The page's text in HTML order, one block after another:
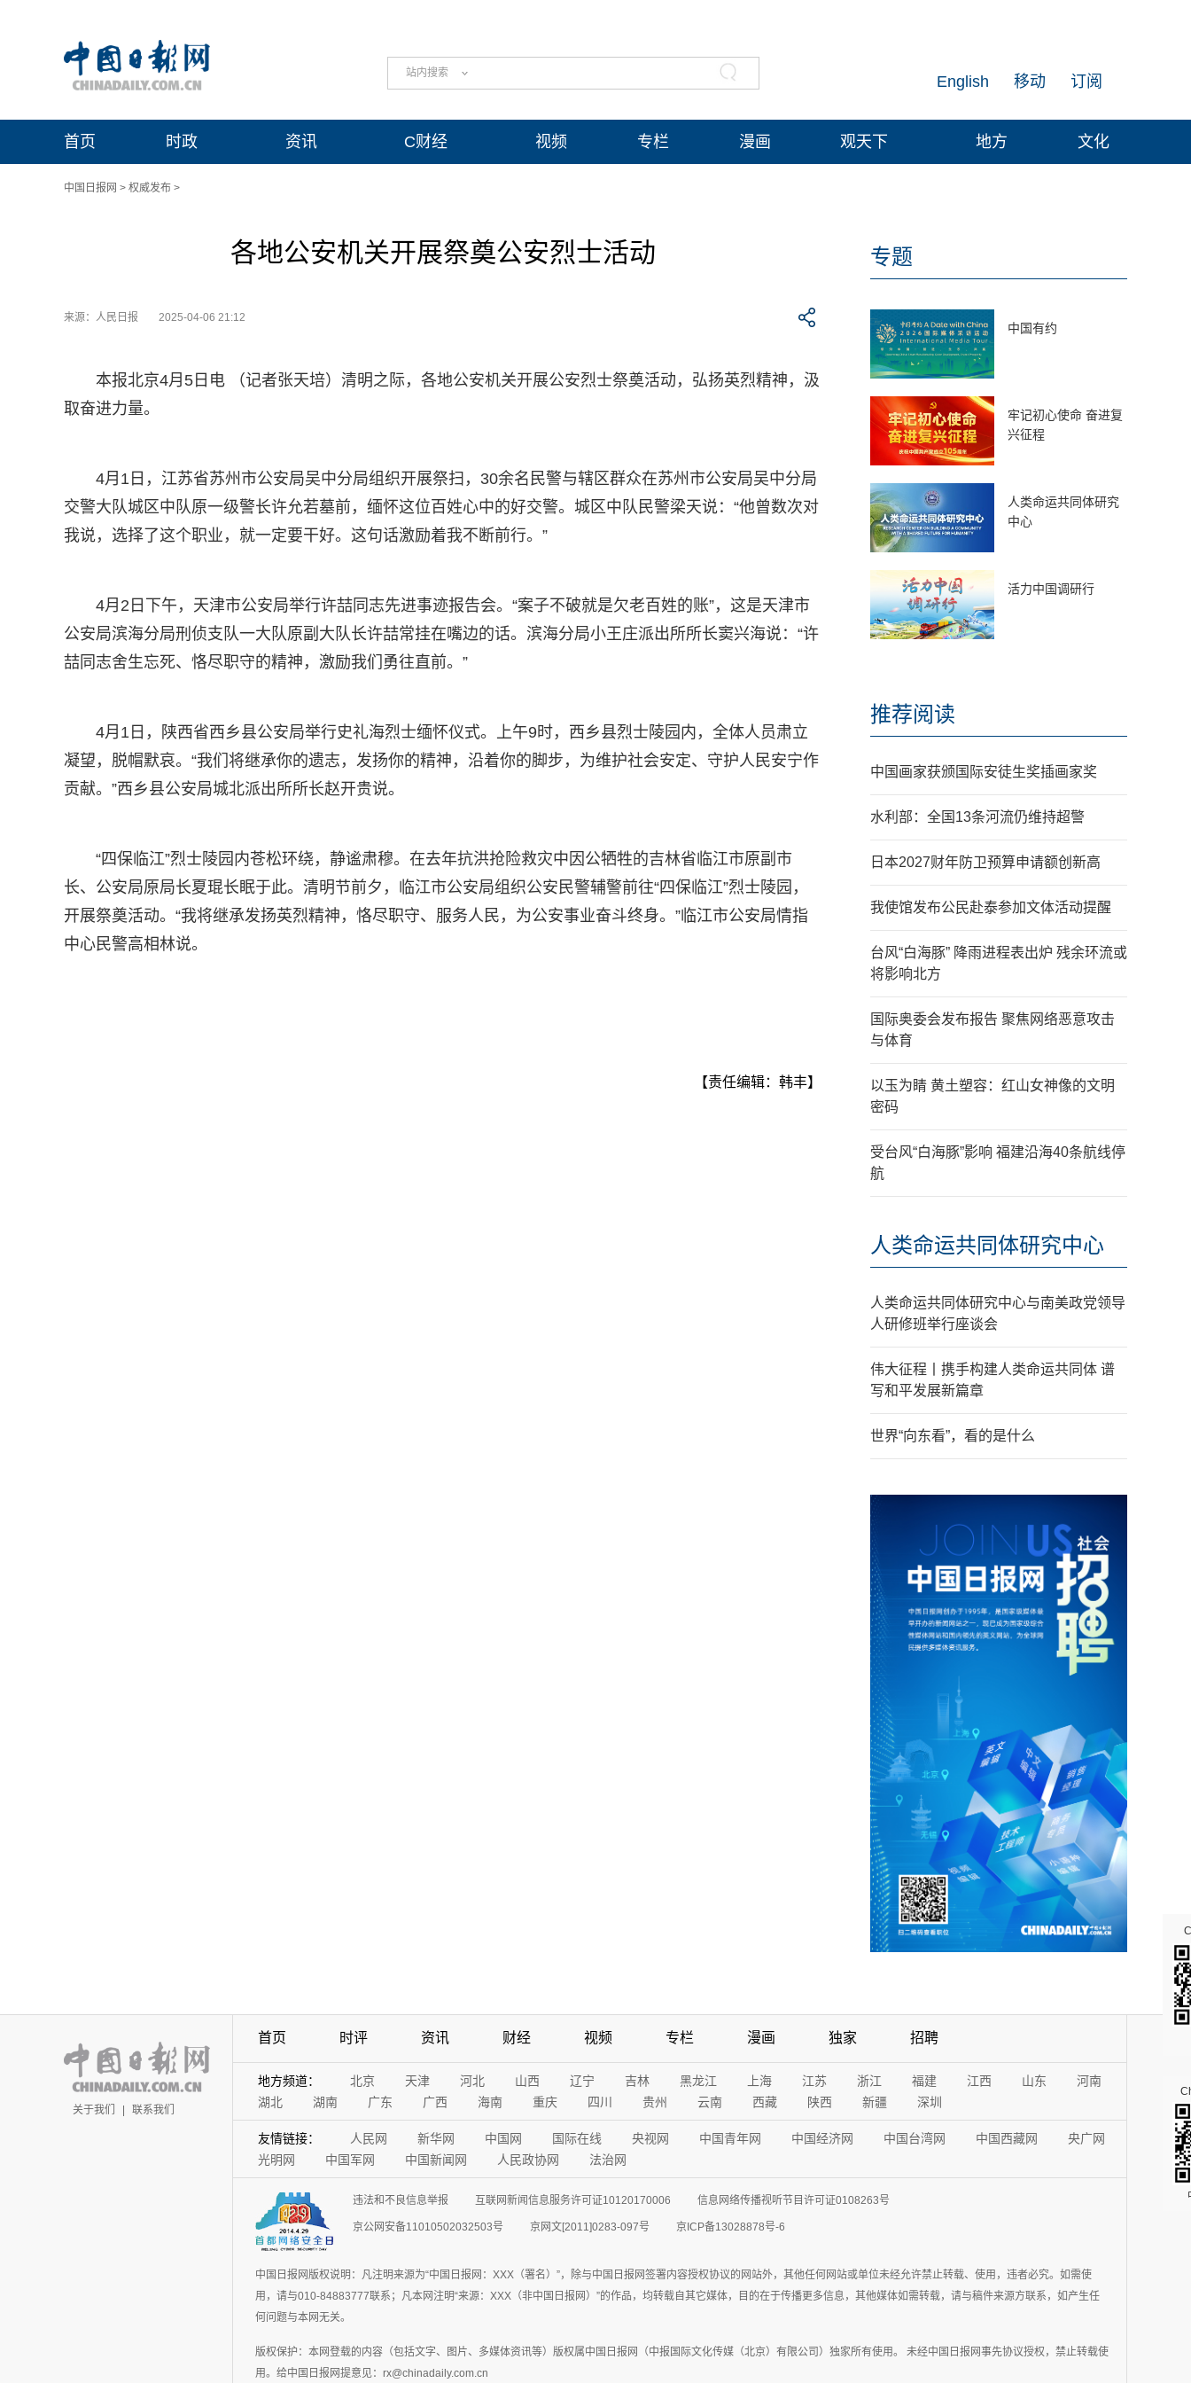
站内搜索 订阅
移动
English
首页 时政 资讯 C财经 视频 专栏 漫画 观天下 地方 文化
中国日报网 > 权威发布 >
各地公安机关开展祭奠公安烈士活动
来源：人民日报 2025-04-06 21:12
本报北京4月5日电 （记者张天培）清明之际，各地公安机关开展公安烈士祭奠活动，弘扬英烈精神，汲
取奋进力量。
4月1日，江苏省苏州市公安局吴中分局组织开展祭扫，30余名民警与辖区群众在苏州市公安局吴中分局
交警大队城区中队原一级警长许允若墓前，缅怀这位百姓心中的好交警。城区中队民警梁天说：“他曾数次对
我说，选择了这个职业，就一定要干好。这句话激励着我不断前行。”
4月2日下午，天津市公安局举行许喆同志先进事迹报告会。“案子不破就是欠老百姓的账”，这是天津市
公安局滨海分局刑侦支队一大队原副大队长许喆常挂在嘴边的话。滨海分局小王庄派出所所长窦兴海说：“许
喆同志舍生忘死、恪尽职守的精神，激励我们勇往直前。”
4月1日，陕西省西乡县公安局举行史礼海烈士缅怀仪式。上午9时，西乡县烈士陵园内，全体人员肃立
凝望，脱帽默哀。“我们将继承你的遗志，发扬你的精神，沿着你的脚步，为维护社会安定、守护人民安宁作
贡献。”西乡县公安局城北派出所所长赵开贵说。
“四保临江”烈士陵园内苍松环绕，静谧肃穆。在去年抗洪抢险救灾中因公牺牲的吉林省临江市原副市
长、公安局原局长夏琨长眠于此。清明节前夕，临江市公安局组织公安民警辅警前往“四保临江”烈士陵园，
开展祭奠活动。“我将继承发扬英烈精神，恪尽职守、服务人民，为公安事业奋斗终身。”临江市公安局情指
中心民警高相林说。
【责任编辑：韩丰】
专题
中国有约
牢记初心使命 奋进复
兴征程
人类命运共同体研究
中心
活力中国调研行
推荐阅读
中国画家获颁国际安徒生奖插画家奖
水利部：全国13条河流仍维持超警
日本2027财年防卫预算申请额创新高
我使馆发布公民赴泰参加文体活动提醒
台风“白海豚” 降雨进程表出炉 残余环流或
将影响北方
国际奥委会发布报告 聚焦网络恶意攻击
与体育
以玉为睛 黄土塑容：红山女神像的文明
密码
受台风“白海豚”影响 福建沿海40条航线停
航
人类命运共同体研究中心
人类命运共同体研究中心与南美政党领导
人研修班举行座谈会
伟大征程丨携手构建人类命运共同体 谱
写和平发展新篇章
世界“向东看”，看的是什么
关于我们 | 联系我们
首页 时评 资讯 财经 视频 专栏 漫画 独家 招聘
地方频道： 北京 天津 河北 山西 辽宁 吉林 黑龙江 上海 江苏 浙江 福建 江西 山东
河南
湖北
湖南 广东 广西 海南 重庆 四川 贵州 云南 西藏 陕西 新疆 深圳
友情链接： 人民网 新华网 中国网 国际在线 央视网 中国青年网 中国经济网 中国台湾网 中国西藏网
央广网
光明网
中国军网 中国新闻网 人民政协网 法治网
违法和不良信息举报 互联网新闻信息服务许可证10120170006 信息网络传播视听节目许可证0108263号
京公网安备11010502032503号 京网文[2011]0283-097号 京ICP备13028878号-6
中国日报网版权说明：凡注明来源为“中国日报网：XXX（署名）”，除与中国日报网签署内容授权协议的网站外，其他任何网站或单位未经允许禁止转载、使用，违者必究。如需使
用，请与010-84883777联系；凡本网注明“来源：XXX（非中国日报网）”的作品，均转载自其它媒体，目的在于传播更多信息，其他媒体如需转载，请与稿件来源方联系，如产生任
何问题与本网无关。
版权保护：本网登载的内容（包括文字、图片、多媒体资讯等）版权属中国日报网（中报国际文化传媒（北京）有限公司）独家所有使用。 未经中国日报网事先协议授权，禁止转载使
用。给中国日报网提意见：rx@chinadaily.com.cn